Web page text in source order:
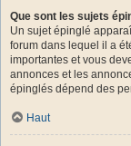
Que sont les sujets
Un sujet épinglé
forum dans lequel il a
importantes et vous
annonces et les
épinglés dépend des
Haut